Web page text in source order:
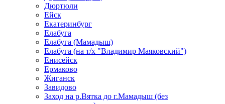
Дюртюли
Ейск
Екатеринбург
Елабуга
Елабуга (Мамадыш)
Елабуга (на т/х "Владимир Маяковский")
Енисейск
Ермаково
Жиганск
Завидово
Заход на р.Вятка до г.Мамадыш (без